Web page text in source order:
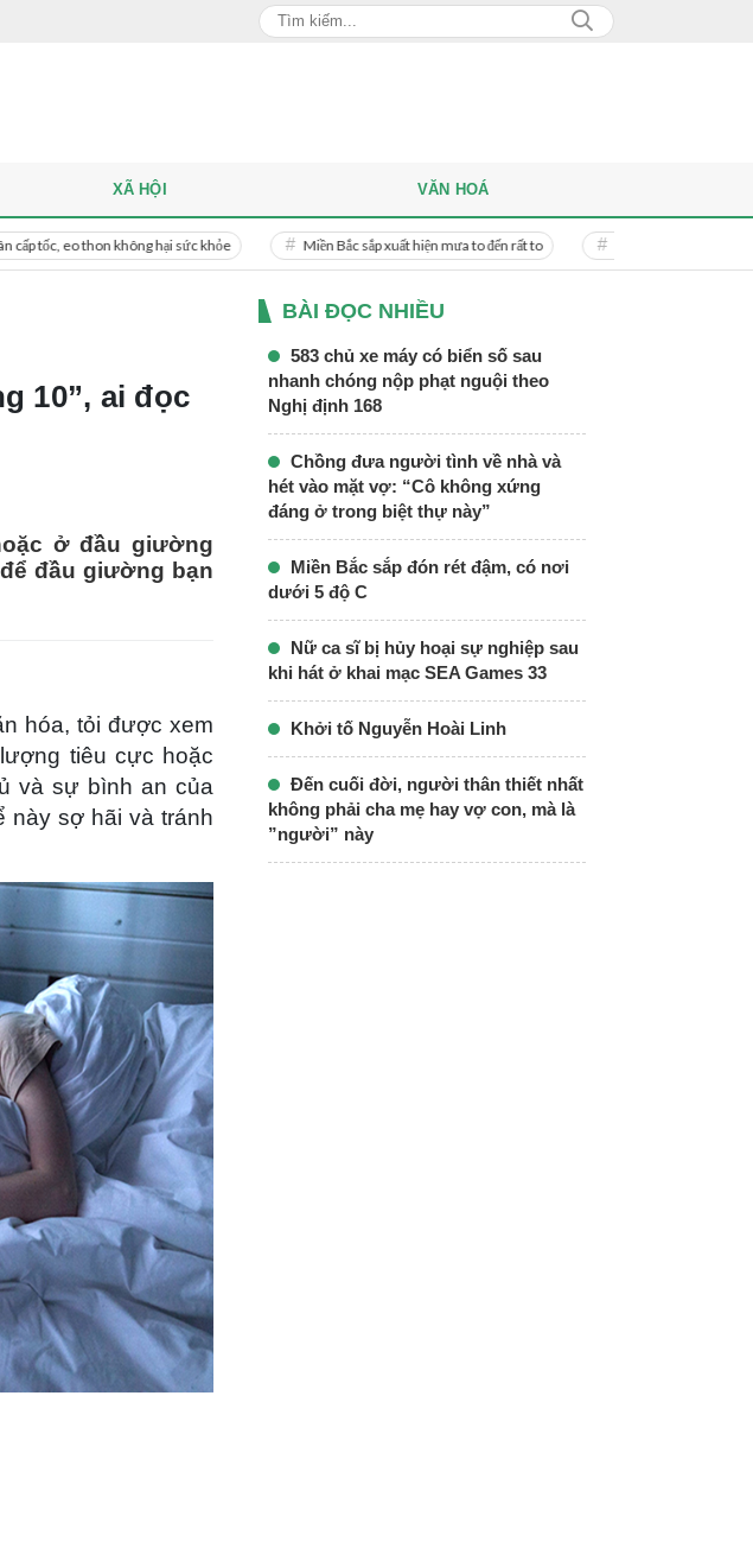
không hại sức khỏe Miền Bắc sắp xuất hiện mưa to đến rất to Danh tính người phụ nữ bị bạn trai
XÃ HỘI VĂN HOÁ
10”, ai đọc
ở đầu giường
đầu giường bạn
hóa, tỏi được xem
tiêu cực hoặc
và sự bình an của
này sợ hãi và tránh
BÀI ĐỌC NHIỀU
583 chủ xe máy có biển số sau
nhanh chóng nộp phạt nguội theo
Nghị định 168
Chồng đưa người tình về nhà và
hét vào mặt vợ: “Cô không xứng
đáng ở trong biệt thự này”
Miền Bắc sắp đón rét đậm, có nơi
dưới 5 độ C
Nữ ca sĩ bị hủy hoại sự nghiệp sau
khi hát ở khai mạc SEA Games 33
Khởi tố Nguyễn Hoài Linh
Đến cuối đời, người thân thiết nhất
không phải cha mẹ hay vợ con, mà là
”người” này